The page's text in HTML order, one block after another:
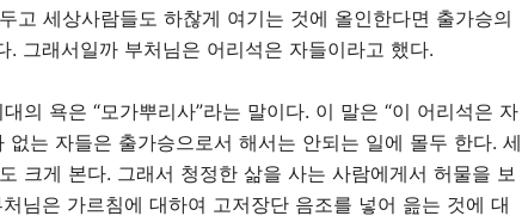
고 세상사람들도 하찮게 여기는 것에 올인한다면 출가승의
. 그래서일까 부처님은 어리석은 자들이라고 했다.
의 욕은 “모가뿌리사”라는 말이다. 이 말은 “이 어리석은 자
없는 자들은 출가승으로서 해서는 안되는 일에 몰두 한다. 세
크게 본다. 그래서 청정한 삶을 사는 사람에게서 허물을 보
처님은 가르침에 대하여 고저장단 음조를 넣어 읊는 것에 대